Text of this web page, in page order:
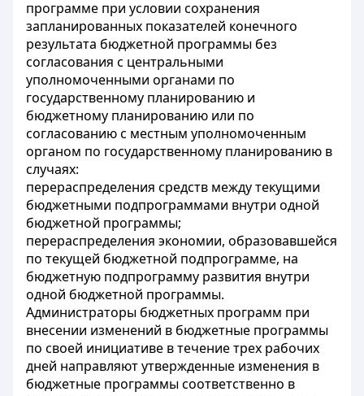
программе при условии сохранения
запланированных показателей конечного
результата бюджетной программы без
согласования с центральными
уполномоченными органами по
государственному планированию и
бюджетному планированию или по
согласованию с местным уполномоченным
органом по государственному планированию в
случаях:
перераспределения средств между текущими
бюджетными подпрограммами внутри одной
бюджетной программы;
перераспределения экономии, образовавшейся
по текущей бюджетной подпрограмме, на
бюджетную подпрограмму развития внутри
одной бюджетной программы.
Администраторы бюджетных программ при
внесении изменений в бюджетные программы
по своей инициативе в течение трех рабочих
дней направляют утвержденные изменения в
бюджетные программы соответственно в